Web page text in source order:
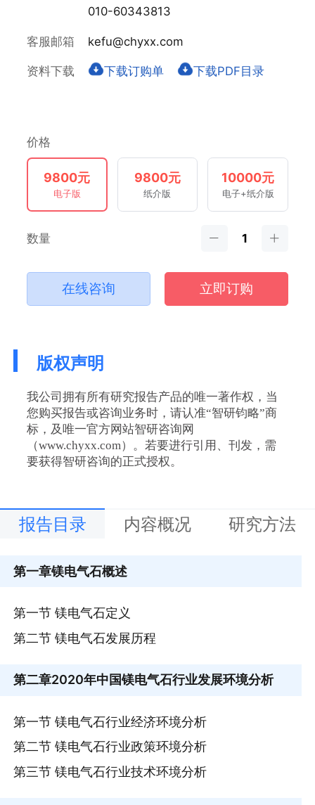
010-60343813
客服邮箱 kefu@chyxx.com
资料下载 下载订购单 下载PDF目录
价格
9800元
电子版
9800元
纸介版
10000元
电子+纸介版
数量
在线咨询 立即订购
版权声明
我公司拥有所有研究报告产品的唯一著作权，当
您购买报告或咨询业务时，请认准“智研钧略”商
标，及唯一官方网站智研咨询网
（www.chyxx.com）。若要进行引用、刊发，需
要获得智研咨询的正式授权。
报告目录 内容概况 研究方法
第一章镁电气石概述
第一节 镁电气石定义
第二节 镁电气石发展历程
第二章2020年中国镁电气石行业发展环境分析
第一节 镁电气石行业经济环境分析
第二节 镁电气石行业政策环境分析
第三节 镁电气石行业技术环境分析